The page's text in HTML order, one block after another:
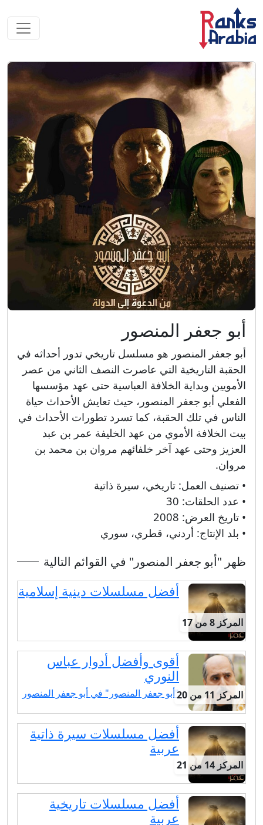
أبو جعفر المنصور
أبو جعفر المنصور هو مسلسل تاريخي تدور أحداثه في
الحقبة التاريخية التي عاصرت النصف الثاني من عصر
الأمويين وبداية الخلافة العباسية حتى عهد مؤسسها
الفعلي أبو جعفر المنصور، حيث تعايش اﻷحداث حياة
الناس في تلك الحقبة، كما تسرد تطورات الأحداث في
بيت الخلافة الأموي من عهد الخليفة عمر بن عبد
العزيز وحتى عهد آخر خلفائهم مروان بن محمد بن
مروان.
• تصنيف العمل: تاريخي، سيرة ذاتية
• عدد الحلقات: 30
• تاريخ العرض: 2008
• بلد الإنتاج: أردني، قطري، سوري
ظهر "أبو جعفر المنصور" في القوائم التالية
المركز 8 من 17
أفضل مسلسلات دينية إسلامية
المركز 11 من 20
أقوى وأفضل أدوار عباس
النوري
"أبو جعفر المنصور" في أبو جعفر المنصور
المركز 14 من 21
أفضل مسلسلات سيرة ذاتية
عربية
أفضل مسلسلات تاريخية
عربية